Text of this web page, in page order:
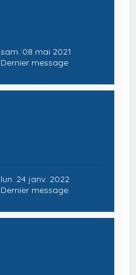
sam. 08 mai 2021
Dernier message
lun. 24 janv. 2022
Dernier message